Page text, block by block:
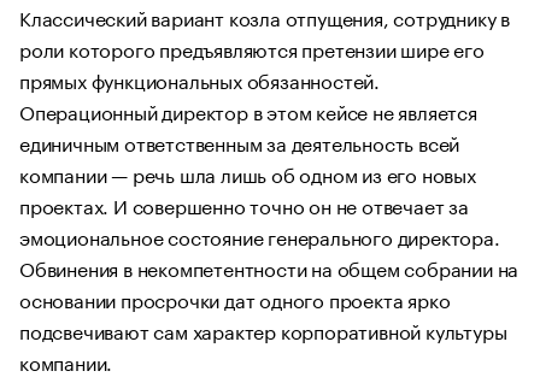
Классический вариант козла отпущения, сотруднику в
роли которого предъявляются претензии шире его
прямых функциональных обязанностей.
Операционный директор в этом кейсе не является
единичным ответственным за деятельность всей
компании — речь шла лишь об одном из его новых
проектах. И совершенно точно он не отвечает за
эмоциональное состояние генерального директора.
Обвинения в некомпетентности на общем собрании на
основании просрочки дат одного проекта ярко
подсвечивают сам характер корпоративной культуры
компании.